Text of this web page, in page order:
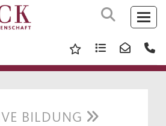
BILDUNG